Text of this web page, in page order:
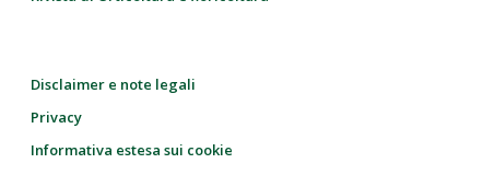
Disclaimer e note legali
Privacy
Informativa estesa sui cookie